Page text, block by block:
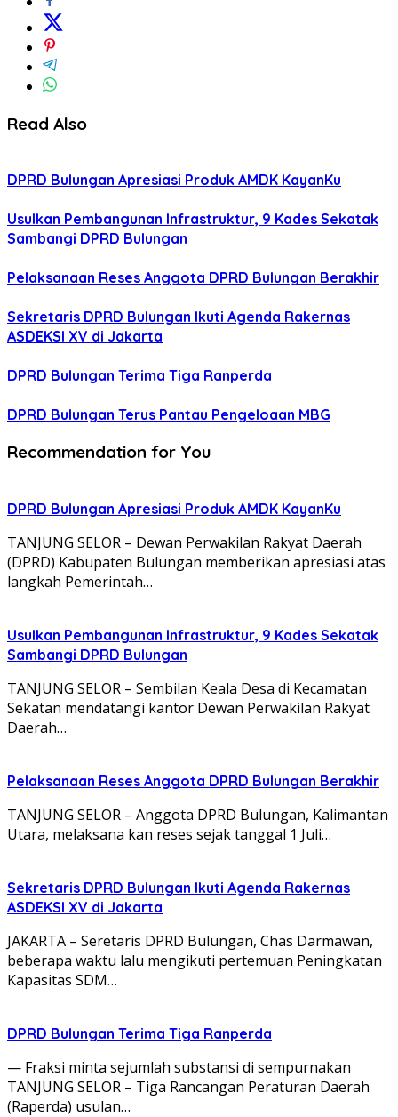
Read Also
DPRD Bulungan Apresiasi Produk AMDK KayanKu
Usulkan Pembangunan Infrastruktur, 9 Kades Sekatak
Sambangi DPRD Bulungan
Pelaksanaan Reses Anggota DPRD Bulungan Berakhir
Sekretaris DPRD Bulungan Ikuti Agenda Rakernas
ASDEKSI XV di Jakarta
DPRD Bulungan Terima Tiga Ranperda
DPRD Bulungan Terus Pantau Pengeloaan MBG
Recommendation for You
DPRD Bulungan Apresiasi Produk AMDK KayanKu
TANJUNG SELOR – Dewan Perwakilan Rakyat Daerah
(DPRD) Kabupaten Bulungan memberikan apresiasi atas
langkah Pemerintah…
Usulkan Pembangunan Infrastruktur, 9 Kades Sekatak
Sambangi DPRD Bulungan
TANJUNG SELOR – Sembilan Keala Desa di Kecamatan
Sekatan mendatangi kantor Dewan Perwakilan Rakyat
Daerah…
Pelaksanaan Reses Anggota DPRD Bulungan Berakhir
TANJUNG SELOR – Anggota DPRD Bulungan, Kalimantan
Utara, melaksana kan reses sejak tanggal 1 Juli…
Sekretaris DPRD Bulungan Ikuti Agenda Rakernas
ASDEKSI XV di Jakarta
JAKARTA – Seretaris DPRD Bulungan, Chas Darmawan,
beberapa waktu lalu mengikuti pertemuan Peningkatan
Kapasitas SDM…
DPRD Bulungan Terima Tiga Ranperda
— Fraksi minta sejumlah substansi di sempurnakan
TANJUNG SELOR – Tiga Rancangan Peraturan Daerah
(Raperda) usulan…